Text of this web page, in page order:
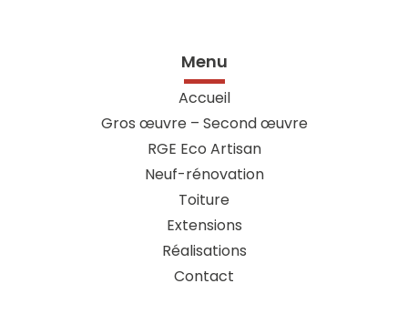
Menu
Accueil
Gros œuvre – Second œuvre
RGE Eco Artisan
Neuf-rénovation
Toiture
Extensions
Réalisations
Contact